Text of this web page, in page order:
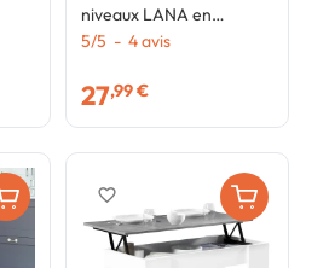
niveaux LANA en
bambou
5/5 - 4avis
27,99 €
favorite_border